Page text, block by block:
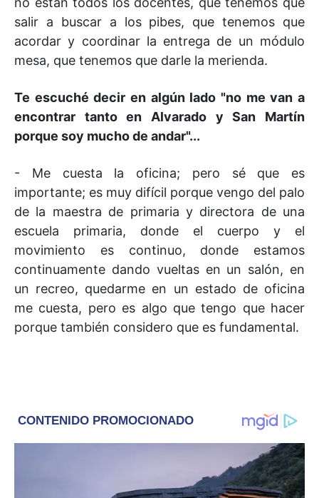
salir a buscar a los pibes, que tenemos que
acordar y coordinar la entrega de un módulo
mesa, que tenemos que darle la merienda.
Te escuché decir en algún lado "no me van a
encontrar tanto en Alvarado y San Martín
porque soy mucho de andar"...
- Me cuesta la oficina; pero sé que es
importante; es muy difícil porque vengo del palo
de la maestra de primaria y directora de una
escuela primaria, donde el cuerpo y el
movimiento es continuo, donde estamos
continuamente dando vueltas en un salón, en
un recreo, quedarme en un estado de oficina
me cuesta, pero es algo que tengo que hacer
porque también considero que es fundamental.